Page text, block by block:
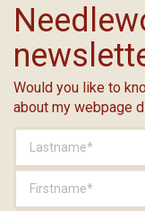
Would you like to
about my webpage